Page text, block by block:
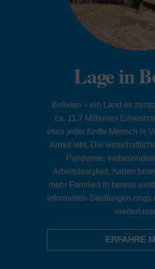
Lage in
Bolivien – ein Land im
ca. 11,7 Millionen
etwa jeder fünfte Mensch in
Armut lebt. Die
Pandemie,
Arbeitslosigkeit, haben
mehr Familien in bereits
informellen Siedlungen rings
ERFAHRE